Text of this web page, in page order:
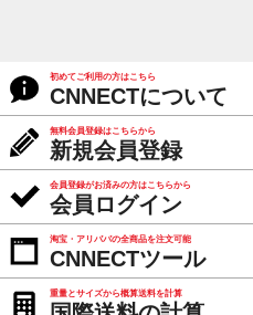
初めてご利用の方はこちら
CNNECTについて
無料会員登録はこちらから
新規会員登録
会員登録がお済みの方はこちらから
会員ログイン
淘宝・アリババの全商品を注文可能
CNNECTツール
重量とサイズから概算送料を計算